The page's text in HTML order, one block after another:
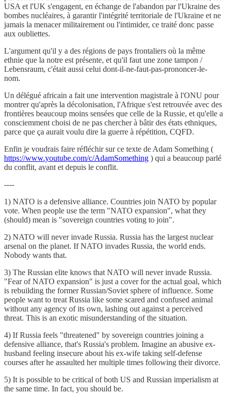
USA et l'UK s'engagent, en échange de l'abandon par l'Ukraine des
bombes nucléaires, à garantir l'intégrité territoriale de l'Ukraine et ne
jamais la menacer militairement ou l'intimider, ce traité donc passe
aux oubliettes.
L'argument qu'il y a des régions de pays frontaliers où la même
ethnie que la notre est présente, et qu'il faut une zone tampon /
Lebensraum, c'était aussi celui dont-il-ne-faut-pas-prononcer-le-
nom.
Un délégué africain a fait une intervention magistrale à l'ONU pour
montrer qu'après la décolonisation, l'Afrique s'est retrouvée avec des
frontières beaucoup moins sensées que celle de la Russie, et qu'elle a
consciemment choisi de ne pas chercher à bâtir des états ethniques,
parce que ça aurait voulu dire la guerre à répétition, CQFD.
Enfin je voudrais faire réfléchir sur ce texte de Adam Something (
https://www.youtube.com/c/AdamSomething ) qui a beaucoup parlé
du conflit, avant et depuis le conflit.
----
1) NATO is a defensive alliance. Countries join NATO by popular
vote. When people use the term "NATO expansion", what they
(should) mean is "sovereign countries voting to join".
2) NATO will never invade Russia. Russia has the largest nuclear
arsenal on the planet. If NATO invades Russia, the world ends.
Nobody wants that.
3) The Russian elite knows that NATO will never invade Russia.
"Fear of NATO expansion" is just a cover for the actual goal, which
is rebuilding the former Russian/Soviet sphere of influence. Some
people want to treat Russia like some scared and confused animal
without any agency of its own, lashing out against a perceived
threat. This is an exotic misunderstanding of the situation.
4) If Russia feels "threatened" by sovereign countries joining a
defensive alliance, that's Russia's problem. Imagine an abusive ex-
husband feeling insecure about his ex-wife taking self-defense
courses after he assaulted her multiple times following their divorce.
5) It is possible to be critical of both US and Russian imperialism at
the same time. In fact, you should be.